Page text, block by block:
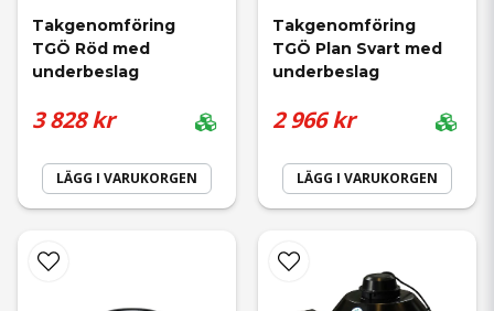
Takgenomföring
TGÖ Röd med
underbeslag
3 828 kr
LÄGG I VARUKORGEN
Takgenomföring
TGÖ Plan Svart med
underbeslag
2 966 kr
LÄGG I VARUKORGEN